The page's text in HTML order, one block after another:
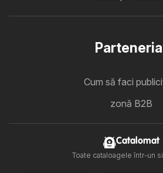
Cum să faci
zonă B2B
Catalomat
Toate cataloagele într-un